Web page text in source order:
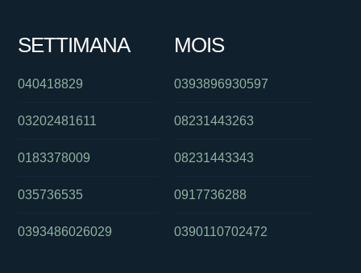
SETTIMANA
040418829
03202481611
0183378009
035736535
0393486026029
MOIS
0393896930597
08231443263
08231443343
0917736288
0390110702472